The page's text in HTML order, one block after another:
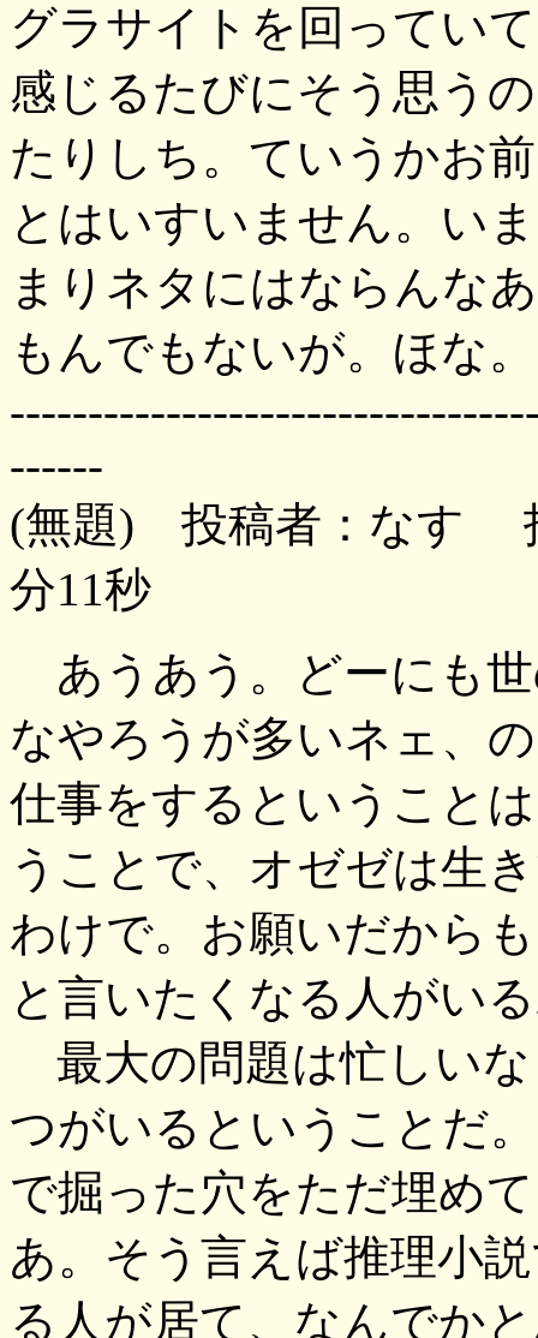
グラサイトを回ってい
感じるたびにそう思う
たりしち。ていうかお
とはいすいません。い
まりネタにはならんな
もんでもないが。ほな。
------
(無題) 投稿者：なす
分11秒
あうあう。どーにも
なやろうが多いネェ、
仕事をするということ
うことで、オゼゼは生
わけで。お願いだから
と言いたくなる人がい
最大の問題は忙しい
つがいるということだ
で掘った穴をただ埋め
あ。そう言えば推理小
る人が居て、なんでか